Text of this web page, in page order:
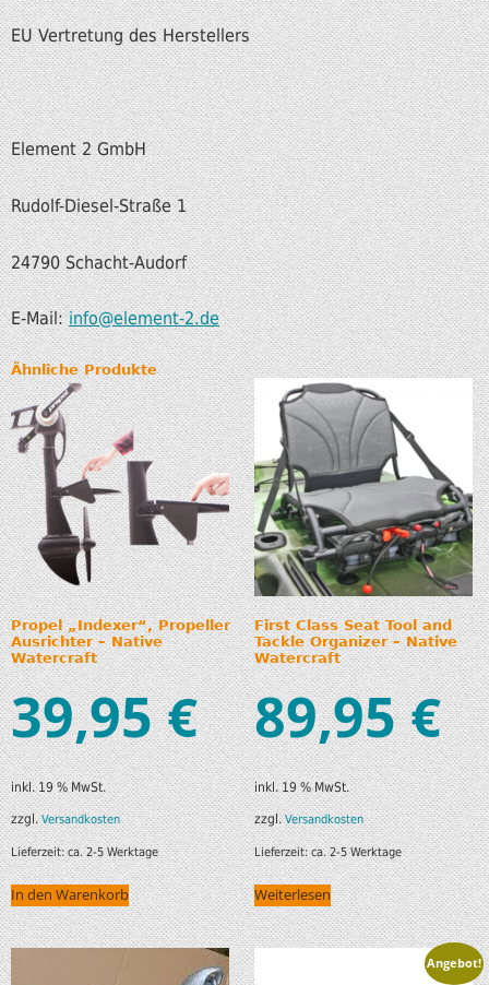
EU Vertretung des Herstellers
Element 2 GmbH
Rudolf-Diesel-Straße 1
24790 Schacht-Audorf
E-Mail:info@element-2.de
Ähnliche Produkte
Propel „Indexer“, Propeller
Ausrichter – Native
Watercraft
39,95€
inkl. 19 % MwSt.
zzgl.Versandkosten
Lieferzeit:ca. 2-5 Werktage
In den Warenkorb
First Class Seat Tool and
Tackle Organizer – Native
Watercraft
89,95€
inkl. 19 % MwSt.
zzgl.Versandkosten
Lieferzeit:ca. 2-5 Werktage
Weiterlesen
Angebot!